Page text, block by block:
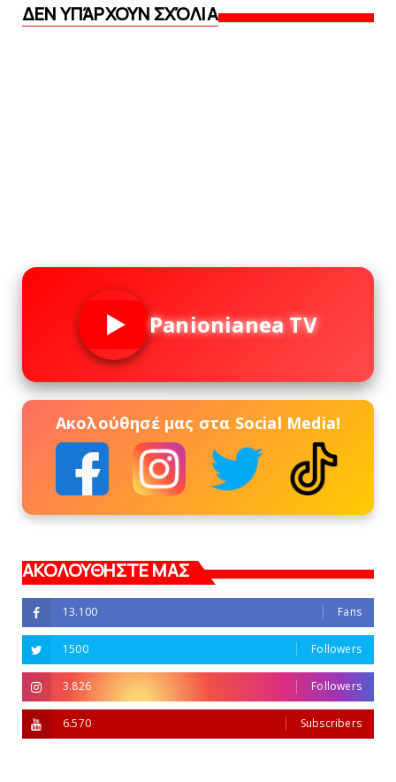
ΔΕΝ ΥΠΆΡΧΟΥΝ ΣΧΌΛΙΑ
Panionianea TV
Ακολούθησέ μας στα Social Media!
ΑΚΟΛΟΥΘΗΣΤΕ ΜΑΣ
13.100 Fans
1500 Followers
3.826 Followers
6.570 Subscribers